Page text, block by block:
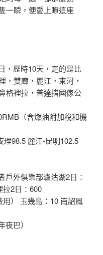
一瞬，便愛上瞭這座
歷時10天，走的是比
，雙廊，麗江，束河，
格裡拉，普達措國傢公
（含燃油附加稅和機
98.5 麗江-昆明102.5
外俱樂部瀘沽湖2日：
拉2日：600
） 玉幾島：10 南詔風
巴）